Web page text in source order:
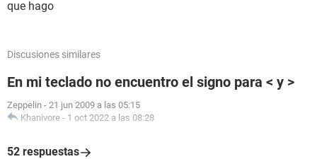
que hago
Discusiones similares
En mi teclado no encuentro el signo para < y >
Zeppelin - 21 jun 2009 a las 05:15
Khanivore - 1 oct 2022 a las 08:28
52 respuestas